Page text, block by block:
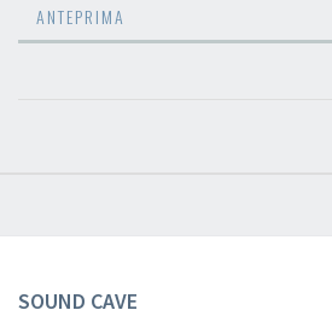
ANTEPRIMA
SOUND CAVE